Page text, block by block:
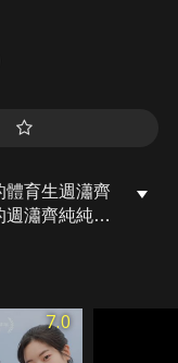
體育生週瀟齊
瀟齊純純愛
7.0